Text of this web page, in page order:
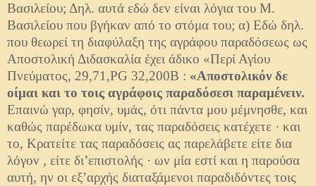
Βασιλείου; Δηλ. αυτά εδώ δεν είναι λόγια του Μ.
Βασιλείου που βγήκαν από το στόμα του; α) Εδώ δηλ.
που θεωρεί τη διαφύλαξη της αγράφου παραδόσεως ως
Αποστολική Διδασκαλία έχει άδικο «Περί Αγίου
Πνεύματος, 29,71,PG 32,200B : «Αποστολικόν δε
οίμαι και το τοις αγράφοις παραδόσεσι παραμένειν.
Επαινώ γαρ, φησίν, υμάς, ότι πάντα μου μέμνησθε, και
καθώς παρέδωκα υμίν, τας παραδόσεις κατέχετε · και
το, Κρατείτε τας παραδόσεις ας παρελάβετε είτε δια
λόγον , είτε δι’επιστολής · ων μία εστί και η παρούσα
αυτή, ην οι εξ’αρχής διαταξάμενοι παραδιδόντες τοις